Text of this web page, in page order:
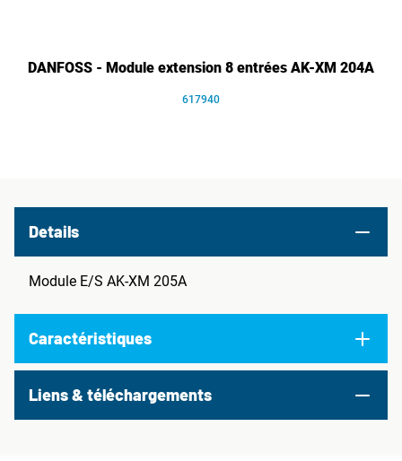
DANFOSS - Module extension 8 entrées AK-XM 204A
617940
Details
Module E/S AK-XM 205A
Caractéristiques
Liens & téléchargements